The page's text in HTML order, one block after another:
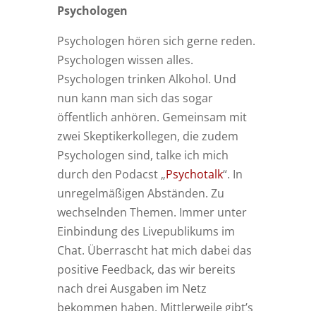
Psychologen
Psychologen hören sich gerne reden.
Psychologen wissen alles.
Psychologen trinken Alkohol. Und
nun kann man sich das sogar
öffentlich anhören. Gemeinsam mit
zwei Skeptikerkollegen, die zudem
Psychologen sind, talke ich mich
durch den Podacst „Psychotalk“. In
unregelmäßigen Abständen. Zu
wechselnden Themen. Immer unter
Einbindung des Livepublikums im
Chat. Überrascht hat mich dabei das
positive Feedback, das wir bereits
nach drei Ausgaben im Netz
bekommen haben. Mittlerweile gibt’s